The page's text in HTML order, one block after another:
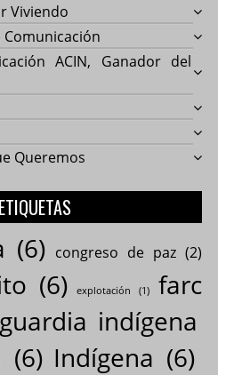
Viviendo
Comunicación
ACIN, Ganador del
Queremos
ETIQUETAS
(6) congreso de paz(2)
(6) explotación (1)
farc
guardia indígena
(6) Indígena (6)